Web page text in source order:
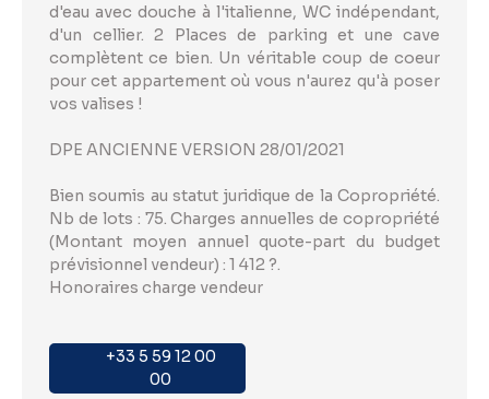
d'eau avec douche à l'italienne, WC indépendant,
d'un cellier. 2 Places de parking et une cave
complètent ce bien. Un véritable coup de coeur
pour cet appartement où vous n'aurez qu'à poser
vos valises !
DPE ANCIENNE VERSION 28/01/2021
Bien soumis au statut juridique de la Copropriété.
Nb de lots : 75. Charges annuelles de copropriété
(Montant moyen annuel quote-part du budget
prévisionnel vendeur) : 1 412 ?.
Honoraires charge vendeur
+33 5 59 12 00
00